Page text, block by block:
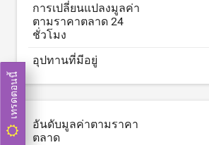
การเปลี่ยนแปลงมูลค่า
ตามราคาตลาด 24
ชั่วโมง
อุปทานที่มีอยู่
อันดับมูลค่าตามราคา
ตลาด
เทรดตอนนี้